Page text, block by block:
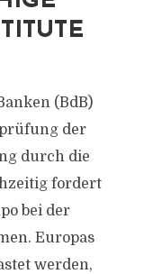
(BdB)
der
durch die
fordert
bei der
Europas
werden,